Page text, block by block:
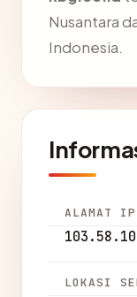
Nusantara
Indonesia.
ALAMAT IP
LOKASI